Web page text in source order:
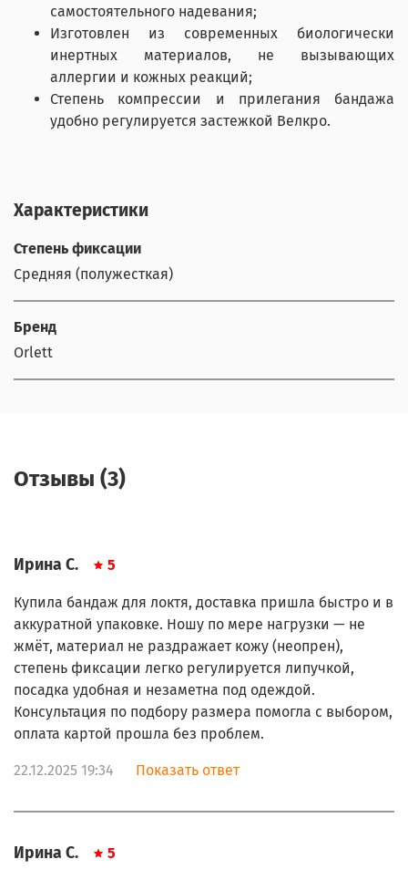
самостоятельного надевания;
Изготовлен из современных биологически
инертных материалов, не вызывающих
аллергии и кожных реакций;
Степень компрессии и прилегания бандажа
удобно регулируется застежкой Велкро.
Характеристики
Степень фиксации
Средняя (полужесткая)
Бренд
Orlett
Отзывы (3)
Ирина С. 5
Купила бандаж для локтя, доставка пришла быстро и в
аккуратной упаковке. Ношу по мере нагрузки — не
жмёт, материал не раздражает кожу (неопрен),
степень фиксации легко регулируется липучкой,
посадка удобная и незаметна под одеждой.
Консультация по подбору размера помогла с выбором,
оплата картой прошла без проблем.
22.12.2025 19:34 Показать ответ
Ирина С. 5